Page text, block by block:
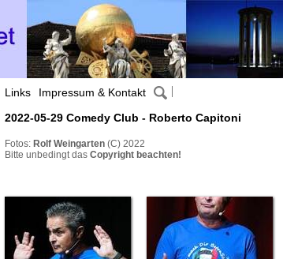
Links Impressum & Kontakt
2022-05-29 Comedy Club - Roberto Capitoni
Fotos: Rolf Weingarten(C) 2022
Bitte unbedingt das Copyright beachten!